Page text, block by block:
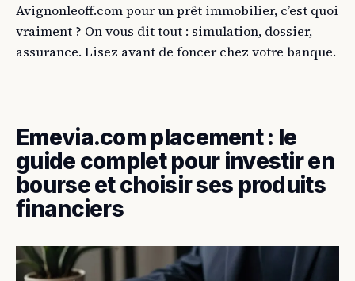
Avignonleoff.com pour un prêt immobilier, c’est quoi
vraiment ? On vous dit tout : simulation, dossier,
assurance. Lisez avant de foncer chez votre banque.
Emevia.com placement : le
guide complet pour investir en
bourse et choisir ses produits
financiers